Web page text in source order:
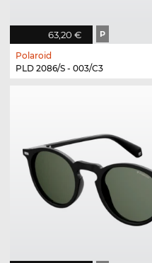
63,20 € P
Polaroid
PLD 2086/S - 003/C3